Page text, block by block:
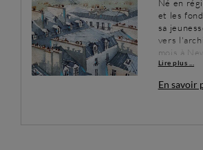
Né en
et les
sa
vers
mois à
vers sa
Lire plus ...
En savoir